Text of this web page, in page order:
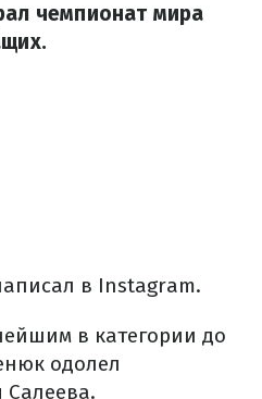
чемпионат мира
в Instagram.
в категории до
одолел
Салеева.